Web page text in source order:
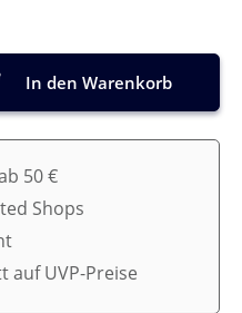
den gewünschten
In den Warenkorb
50 €
Shops
auf UVP-Preise